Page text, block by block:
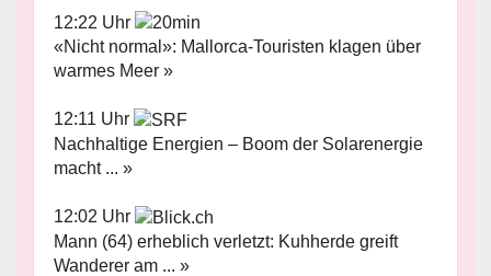
12:22 Uhr
«Nicht normal»: Mallorca-Touristen klagen über
warmes Meer »
12:11 Uhr
Nachhaltige Energien – Boom der Solarenergie
macht ... »
12:02 Uhr
Mann (64) erheblich verletzt: Kuhherde greift
Wanderer am ... »